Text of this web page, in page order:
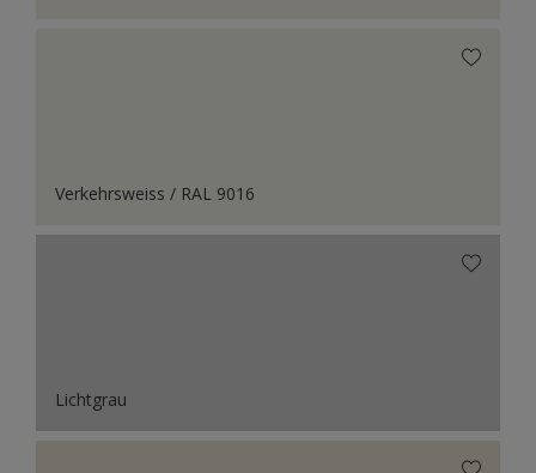
Verkehrsweiss / RAL 9016
Lichtgrau